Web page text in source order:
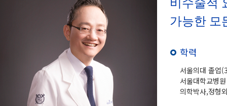
비수술적
가능한 모
학력
서울의대 졸업
서울대학교병
의학박사,정형